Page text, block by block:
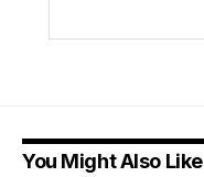
You Might Also Like